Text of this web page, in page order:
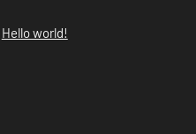
Hello world!